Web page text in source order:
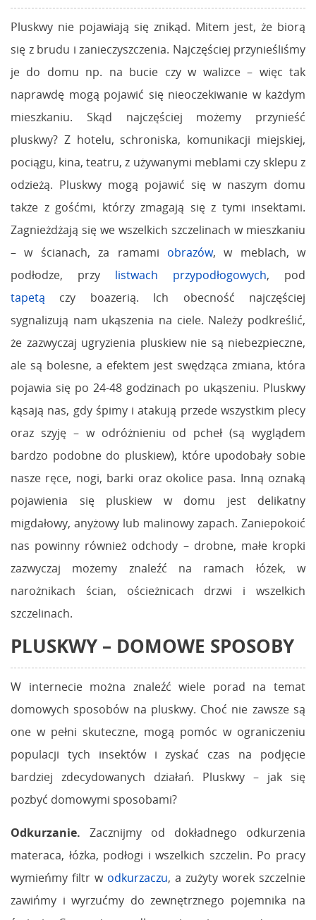
Pluskwy nie pojawiają się znikąd. Mitem jest, że biorą
się z brudu i zanieczyszczenia. Najczęściej przynieśliśmy
je do domu np. na bucie czy w walizce – więc tak
naprawdę mogą pojawić się nieoczekiwanie w każdym
mieszkaniu. Skąd najczęściej możemy przynieść
pluskwy? Z hotelu, schroniska, komunikacji miejskiej,
pociągu, kina, teatru, z używanymi meblami czy sklepu z
odzieżą. Pluskwy mogą pojawić się w naszym domu
także z gośćmi, którzy zmagają się z tymi insektami.
Zagnieżdżają się we wszelkich szczelinach w mieszkaniu
– w ścianach, za ramami obrazów, w meblach, w
podłodze, przy listwach przypodłogowych, pod
tapetą czy boazerią. Ich obecność najczęściej
sygnalizują nam ukąszenia na ciele. Należy podkreślić,
że zazwyczaj ugryzienia pluskiew nie są niebezpieczne,
ale są bolesne, a efektem jest swędząca zmiana, która
pojawia się po 24-48 godzinach po ukąszeniu. Pluskwy
kąsają nas, gdy śpimy i atakują przede wszystkim plecy
oraz szyję – w odróżnieniu od pcheł (są wyglądem
bardzo podobne do pluskiew), które upodobały sobie
nasze ręce, nogi, barki oraz okolice pasa. Inną oznaką
pojawienia się pluskiew w domu jest delikatny
migdałowy, anyżowy lub malinowy zapach. Zaniepokoić
nas powinny również odchody – drobne, małe kropki
zazwyczaj możemy znaleźć na ramach łóżek, w
narożnikach ścian, ościeżnicach drzwi i wszelkich
szczelinach.
PLUSKWY – DOMOWE SPOSOBY
W internecie można znaleźć wiele porad na temat
domowych sposobów na pluskwy. Choć nie zawsze są
one w pełni skuteczne, mogą pomóc w ograniczeniu
populacji tych insektów i zyskać czas na podjęcie
bardziej zdecydowanych działań. Pluskwy – jak się
pozbyć domowymi sposobami?
Odkurzanie. Zacznijmy od dokładnego odkurzenia
materaca, łóżka, podłogi i wszelkich szczelin. Po pracy
wymieńmy filtr w odkurzaczu, a zużyty worek szczelnie
zawińmy i wyrzućmy do zewnętrznego pojemnika na